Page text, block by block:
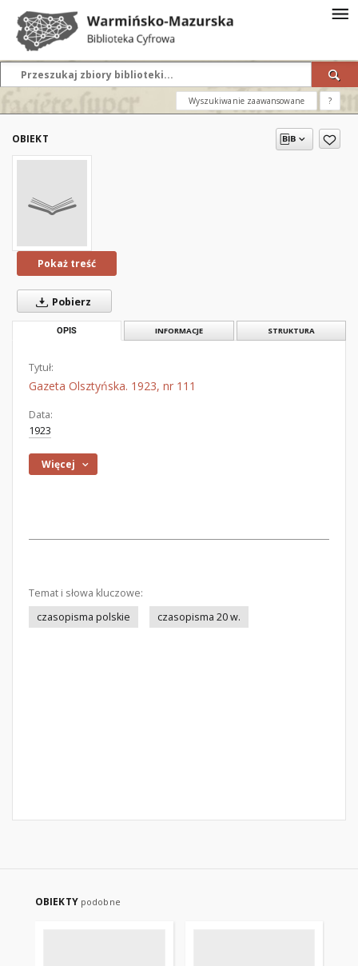
Wyszukiwanie zaawansowane ?
OBIEKT
Pokaż treść
Pobierz
OPIS INFORMACJE STRUKTURA
Tytuł:
Gazeta Olsztyńska. 1923, nr 111
Data:
1923
Więcej
Temat i słowa kluczowe:
czasopisma polskie
czasopisma 20 w.
OBIEKTY podobne